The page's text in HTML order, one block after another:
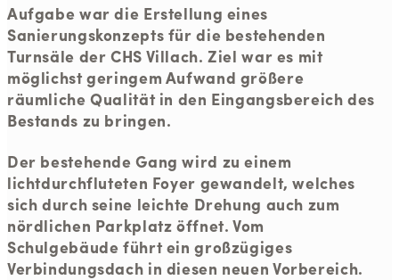
Aufgabe war die Erstellung eines
Sanierungskonzepts für die bestehenden
Turnsäle der CHS Villach. Ziel war es mit
möglichst geringem Aufwand größere
räumliche Qualität in den Eingangsbereich des
Bestands zu bringen.
Der bestehende Gang wird zu einem
lichtdurchfluteten Foyer gewandelt, welches
sich durch seine leichte Drehung auch zum
nördlichen Parkplatz öffnet. Vom
Schulgebäude führt ein großzügiges
Verbindungsdach in diesen neuen Vorbereich.